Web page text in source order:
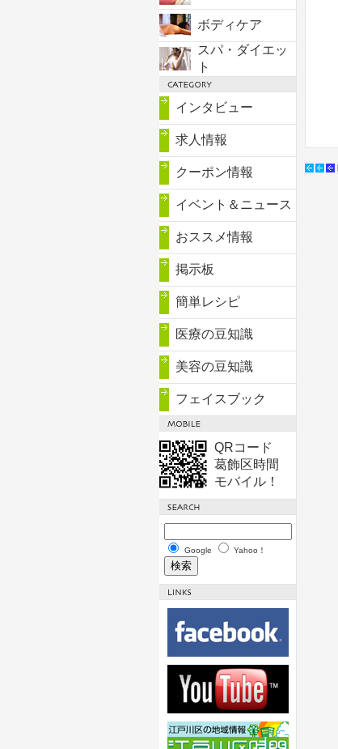
ボディケア
スパ・ダイエッ
ト
インタビュー
求人情報
クーポン情報
イベント＆ニュース
おススメ情報
掲示板
簡単レシピ
医療の豆知識
美容の豆知識
フェイスブック
QRコード
葛飾区時間
モバイル！
Google Yahoo！